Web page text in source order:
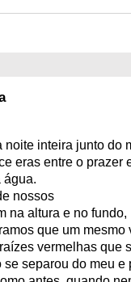
noite inteira junto do
eras entre o prazer
água.
nossos
na altura e no fundo,
que um mesmo
vermelhas que
se separou do meu e